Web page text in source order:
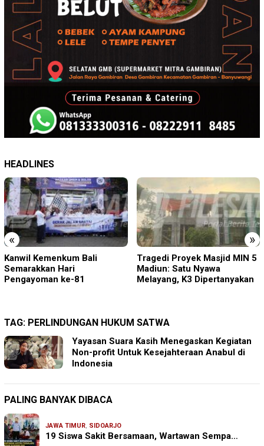
HEADLINES
« »
Tragedi Proyek Masjid MIN 5
Madiun: Satu Nyawa
Melayang, K3 Dipertanyakan
KA BIAS Terhenti, Lima KA
Ikut Terdampak, KAI Daop 7
Gerak Cepat Pulihkan
TAG: PERLINDUNGAN HUKUM SATWA
Yayasan Suara Kasih Menegaskan Kegiatan
Non-profit Untuk Kesejahteraan Anabul di
Indonesia
PALING BANYAK DIBACA
JAWA TIMUR, SIDOARJO
19 Siswa Sakit Bersamaan, Wartawan Sempa…